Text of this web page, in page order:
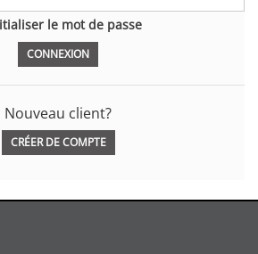
le mot de passe
Nouveau client?
CRÉER DE COMPTE